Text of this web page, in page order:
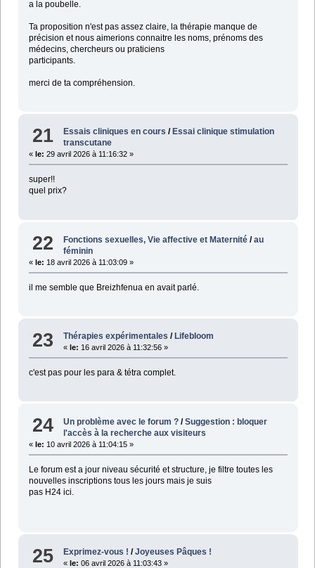
a la poubelle.
Ta proposition n'est pas assez claire, la thérapie manque de
précision et nous aimerions connaitre les noms, prénoms des
médecins, chercheurs ou praticiens
participants.
merci de ta compréhension.
21 Essais cliniques en cours / Essai clinique stimulation
transcutane
« le: 29 avril 2026 à 11:16:32 »
super!!
quel prix?
22 Fonctions sexuelles, Vie affective et Maternité /au
féminin
« le: 18 avril 2026 à 11:03:09 »
il me semble que Breizhfenua en avait parlé.
23 Thérapies expérimentales / Lifebloom
« le: 16 avril 2026 à 11:32:56 »
c'est pas pour les para & tétra complet.
24 Un problème avec le forum ? /Suggestion : bloquer
l'accès à la recherche aux visiteurs
« le: 10 avril 2026 à 11:04:15 »
Le forum est a jour niveau sécurité et structure, je filtre toutes les
nouvelles inscriptions tous les jours mais je suis
pas H24 ici.
25 Exprimez-vous ! /Joyeuses Pâques !
«le: 06 avril 2026 à 11:03:43 »